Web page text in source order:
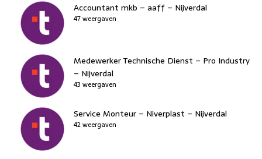
Accountant mkb – aaff – Nijverdal
47 weergaven
Medewerker Technische Dienst – Pro Industry
– Nijverdal
43 weergaven
Service Monteur – Niverplast – Nijverdal
42 weergaven